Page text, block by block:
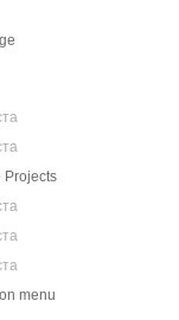
Projects
menu